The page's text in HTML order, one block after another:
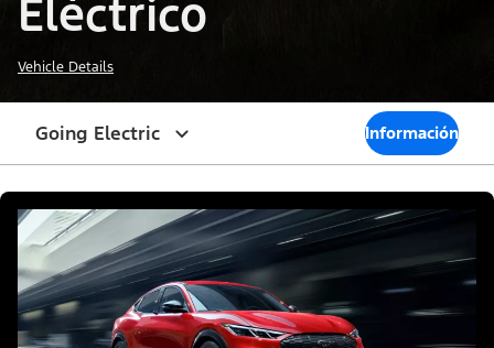
Eléctrico
Vehicle Details
Going Electric Información